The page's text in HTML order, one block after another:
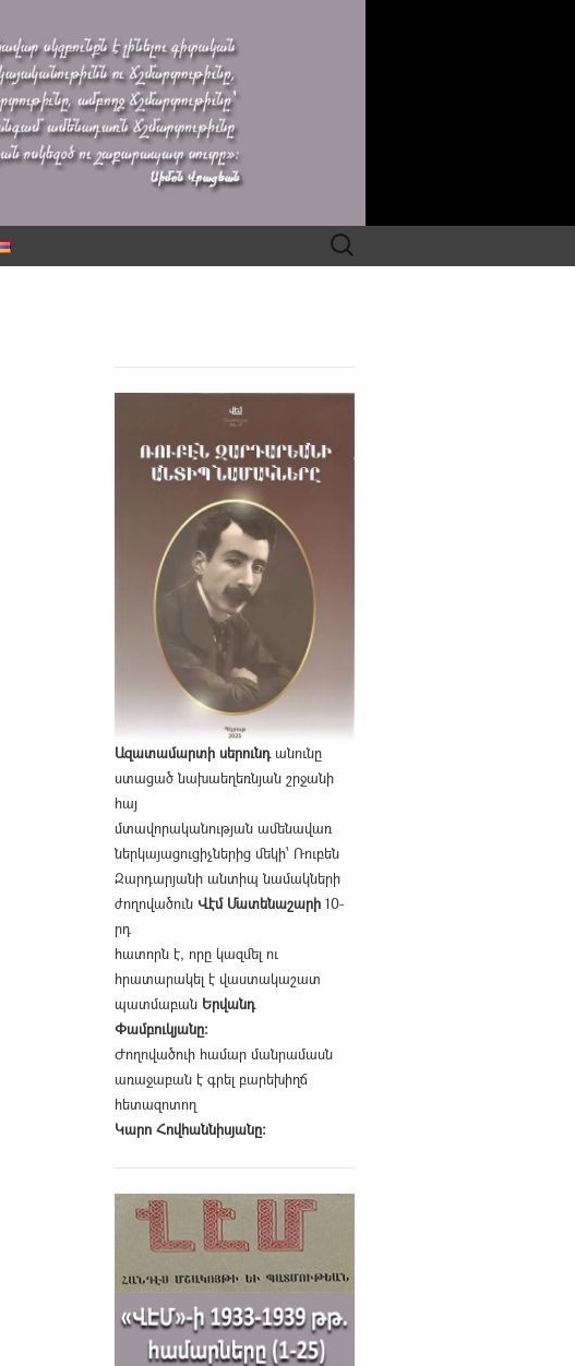
Search
for:
Ազատամարտի սերունդանունը
ստացած նախաեղեռնյան շրջանի
հայ
մտավորականության ամենավառ
ներկայացուցիչներից մեկի՝ Ռուբեն
Զարդարյանի անտիպ նամակների
ժողովածուն Վէմ Մատենաշարի 10-
րդ
հատորն է, որը կազմել ու
հրատարակել է վաստակաշատ
պատմաբան Երվանդ
Փամբուկյանը։
Ժողովածուի համար մանրամասն
առաջաբան է գրել բարեխիղճ
հետազոտող
Կարո Հովհաննիսյանը։